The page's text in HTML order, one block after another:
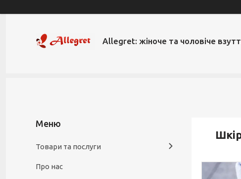
Allegret: жіноче та чоловіче
Товари та послуги
Про нас